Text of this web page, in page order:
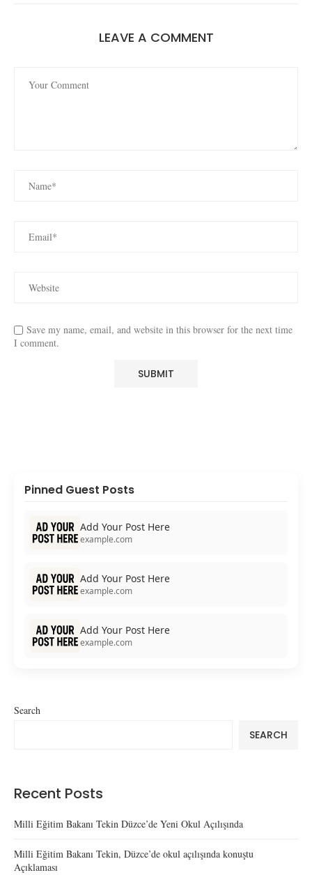
LEAVE A COMMENT
Save my name, email, and website in this browser for the next time
I comment.
Pinned Guest Posts
Add Your Post Here
example.com
Add Your Post Here
example.com
Add Your Post Here
example.com
Search
SEARCH
Recent Posts
Milli Eğitim Bakanı Tekin Düzce’de Yeni Okul Açılışında
Milli Eğitim Bakanı Tekin, Düzce’de okul açılışında konuştu
Açıklaması